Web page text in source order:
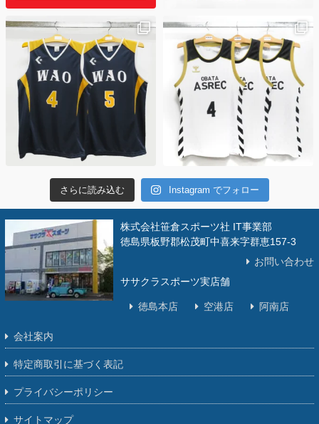
さらに読み込む Instagram でフォロー
株式会社笹倉スポーツ社 IT事業部
徳島県板野郡松茂町中喜来字群恵157-3
お問い合わせ
ササクラスポーツ実店舗
徳島本店 空港店 阿南店
会社案内
特定商取引に基づく表記
プライバシーポリシー
サイトマップ